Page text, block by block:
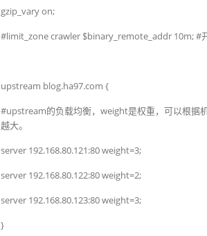
gzip_varyon;
#limit_zone crawler $binary_remote_addr 10m; #
upstream blog.ha97.com {
#upstream的负载均衡，weight是权重，可以根据
越大。
server 192.168.80.121:80weight=3;
server 192.168.80.122:80weight=2;
server 192.168.80.123:80weight=3;
}